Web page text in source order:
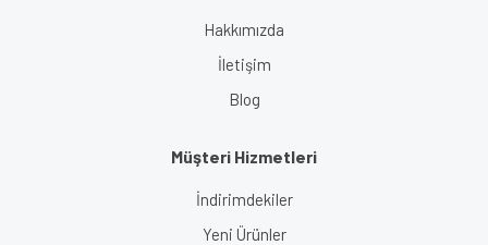
Hakkımızda
İletişim
Blog
Müşteri Hizmetleri
İndirimdekiler
Yeni Ürünler